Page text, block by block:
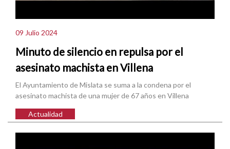
09 Julio 2024
Minuto de silencio en repulsa por el
asesinato machista en Villena
El Ayuntamiento de Mislata se suma a la condena por el
asesinato machista de una mujer de 67 años en Villena
Actualidad